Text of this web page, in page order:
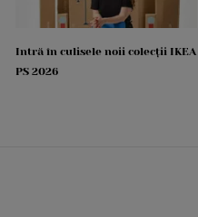
Intră în culisele noii colecții IKEA
PS 2026